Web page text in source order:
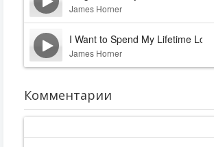
James Horner
I Want to Spend My Lifetime
James Horner
Комментарии